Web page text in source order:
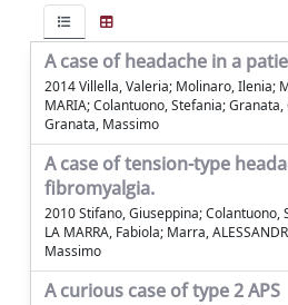
A case of headache in a
2014 Villella, Valeria; Molinaro, Ilenia;
MARIA; Colantuono, Stefania; Granata,
Granata, Massimo
A case of tension-type
fibromyalgia.
2010 Stifano, Giuseppina; Colantuono,
LA MARRA, Fabiola; Marra,
Massimo
A curious case of type 2 APS